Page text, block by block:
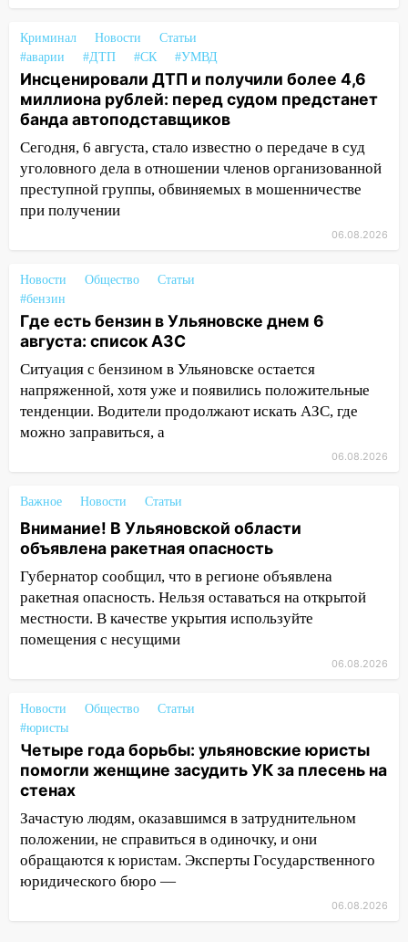
курьера: крупная авария в Ульяновске
15:15 Проводил до квартиры и ограбил:
новый кавалер женщины оказался
рецидивистом
14:26 В Ульяновске ограничат движение
по улице Ефремова
14:23 67% ульяновцев готовы
передумать увольняться, если им
14:01
Инсценировали ДТП и получили
более 4,6 миллиона рублей: перед
судом предстанет банда
автоподставщиков
13:36 В Инзе произошел крупный пожар
13:00
В суде защитили репутацию
мужчины, которого необоснованно
обвиняли в жестоком обращении с
12:28
Миллион на «льготниках»: в
Ульяновской области перевозчик
провернул хитрую схему с чужими
проездными
12:10 Ульяновский алиментщик накопил
120 тысяч долга
11:49 Снят режим «Ракетная
опасность» на территории Ульяновской
11:30
Кабмин РФ разрешил до 1 июля
2027 года импорт, выпуск и обращение
бензина Евро 2, Евро 3, Евро 4
11:12
врезался в забор
10:27 Где есть бензин в Ульяновске
днем 6 августа: список АЗС
Внимание! В Ульяновской области
Криминал Новости
Статьи
#аварии
#ДТП #СК #УМВД
Инсценировали ДТП и получили более 4,6
миллиона рублей: перед судом предстанет
банда автоподставщиков
Сегодня, 6 августа, стало известно о передаче в суд
уголовного дела в отношении членов организованной
преступной группы, обвиняемых в мошенничестве
при получении
06.08.2026
Новости Общество
Статьи
#бензин
Где есть бензин в Ульяновске днем 6
августа: список АЗС
Ситуация с бензином в Ульяновске остается
напряженной, хотя уже и появились положительные
тенденции. Водители продолжают искать АЗС, где
можно заправиться, а
06.08.2026
Важное Новости Статьи
Внимание! В Ульяновской области
объявлена ракетная опасность
Губернатор сообщил, что в регионе объявлена
ракетная опасность. Нельзя оставаться на открытой
местности. В качестве укрытия используйте
помещения с несущими
06.08.2026
Новости Общество
Статьи
#юристы
Четыре года борьбы: ульяновские юристы
помогли женщине засудить УК за плесень на
стенах
Зачастую людям, оказавшимся в затруднительном
положении, не справиться в одиночку, и они
обращаются к юристам. Эксперты Государственного
юридического бюро —
06.08.2026